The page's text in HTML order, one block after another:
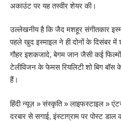
अकाउंट पर यह तस्वीर शेयर की।
उल्लेखनीय है कि जैद मशहूर संगीतकार
पहले खुद इस्माइल ने ही दोनों के दिसंबर में
गौहर इशकजादे, बेगम जान जैसी कई
टेलीविजन के फेमस रियलिटी शो बिग बॉस
हैं।
हिंदी न्यूज़ »संस्कृति»लाइफस्टाइल »
दरबार से सगाई, इंस्टाग्राम पर पोस्ट डाल